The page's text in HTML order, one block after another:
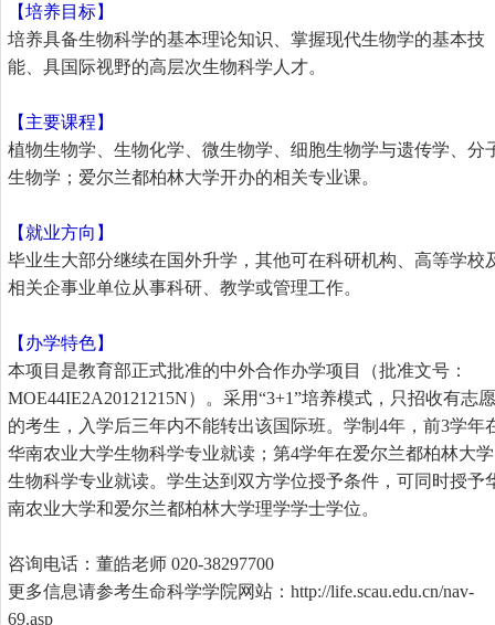
【培养目标】
培养具备生物科学的基本理论知识、掌握现代生物学的基本技
能、具国际视野的高层次生物科学人才。
【主要课程】
植物生物学、生物化学、微生物学、细胞生物学与遗传学、分
生物学；爱尔兰都柏林大学开办的相关专业课。
【就业方向】
毕业生大部分继续在国外升学，其他可在科研机构、高等学校
相关企事业单位从事科研、教学或管理工作。
【办学特色】
本项目是教育部正式批准的中外合作办学项目（批准文号：
MOE44IE2A20121215N）。采用“3+1”培养模式，只招收有志愿
的考生，入学后三年内不能转出该国际班。学制4年，前3学年
华南农业大学生物科学专业就读；第4学年在爱尔兰都柏林大学
生物科学专业就读。学生达到双方学位授予条件，可同时授予
南农业大学和爱尔兰都柏林大学理学学士学位。
咨询电话：董皓老师 020-38297700
更多信息请参考生命科学学院网站： http://life.scau.edu.cn/nav-
69.asp